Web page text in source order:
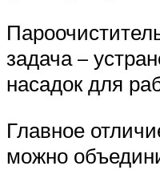
задача –
насадок для
Главное
можно